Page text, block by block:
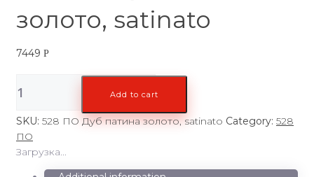
золото, satinato
7449 Р
ПО
патина
золото,
satinato
quantity
Add to cart
SKU: 528 ПО Дуб патина золото, satinato Category: 528
ПО
Загрузка...